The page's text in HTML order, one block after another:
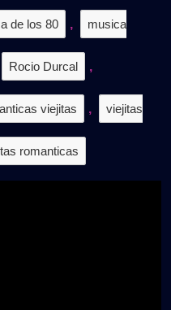
de los 80 , musica
Rocio Durcal ,
viejitas , viejitas
romanticas